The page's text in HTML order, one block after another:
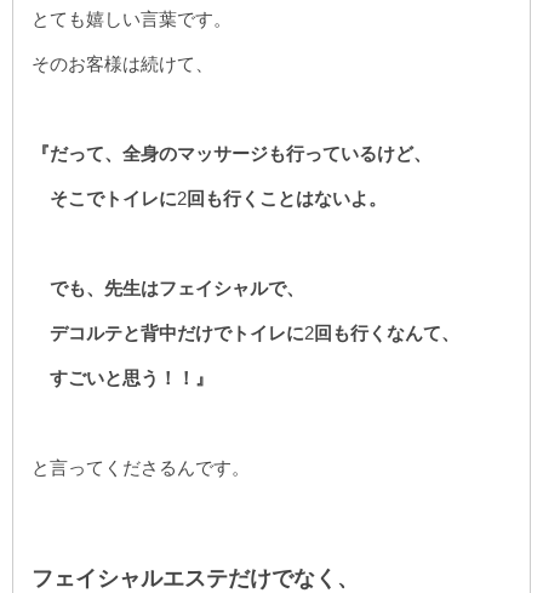
とても嬉しい言葉です。
そのお客様は続けて、
『だって、全身のマッサージも行っているけど、
そこでトイレに2回も行くことはないよ。
でも、先生はフェイシャルで、
デコルテと背中だけでトイレに2回も行くなんて、
すごいと思う！！』
と言ってくださるんです。
フェイシャルエステだけでなく、